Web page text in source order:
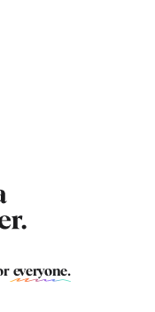
everyone.